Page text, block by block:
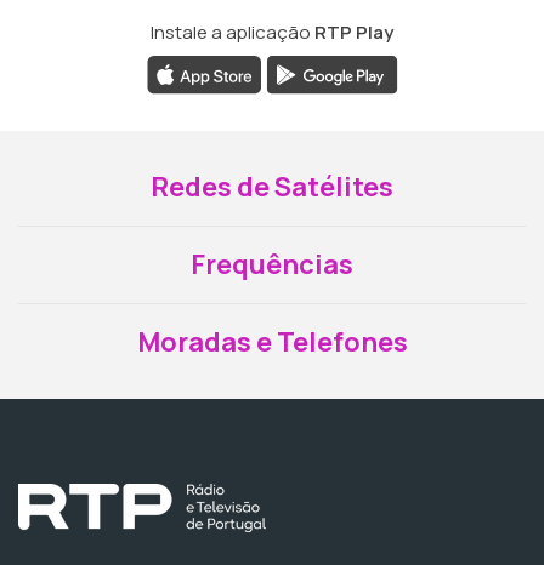
Instale a aplicação RTP Play
Redes de Satélites
Frequências
Moradas e Telefones